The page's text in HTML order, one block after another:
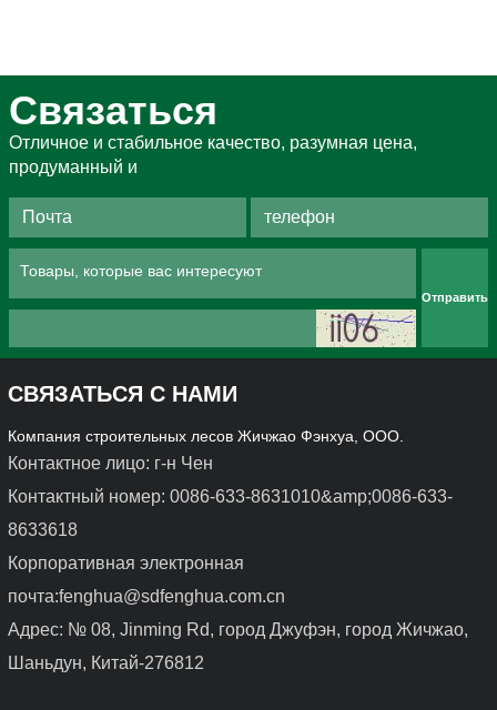
Легкая стальная опалубка
Опалубка из
Связаться
Отличное и стабильное качество, разумная цена,
продуманный и
Отправить
СВЯЗАТЬСЯ С НАМИ
Компания строительных лесов Жичжао Фэнхуа, ООО.
Контактное лицо: г-н Чен
Контактный номер: 0086-633-8631010&amp;0086-633-
8633618
Корпоративная электронная
почта:fenghua@sdfenghua.com.cn
Адрес: № 08, Jinming Rd, город Джуфэн, город Жичжао,
Шаньдун, Китай-276812